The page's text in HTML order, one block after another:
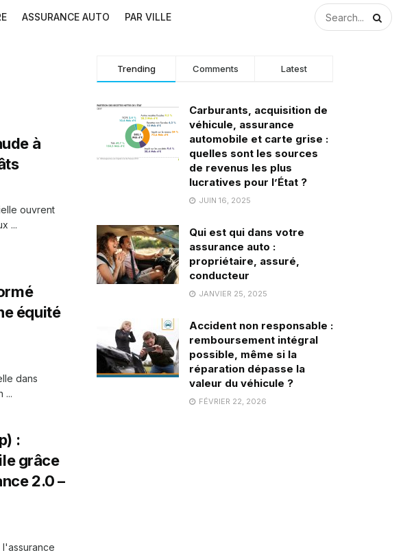
ASSURANCE AUTO PAR VILLE
à
ouvrent
...
équité
dans
...
:
grâce
2.0 –
Trending Comments Latest
Carburants, acquisition de
véhicule, assurance
automobile et carte grise :
quelles sont les sources
de revenus les plus
lucratives pour l’État ?
JUIN 16, 2025
Qui est qui dans votre
assurance auto :
propriétaire, assuré,
conducteur
JANVIER 25, 2025
Accident non responsable :
remboursement intégral
possible, même si la
réparation dépasse la
valeur du véhicule ?
FÉVRIER 22, 2026